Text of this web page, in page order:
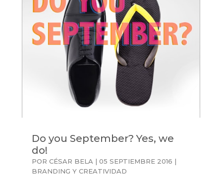
Do you September? Yes, we
do!
POR CÉSAR BELA | 05 SEPTIEMBRE 2016 |
BRANDING Y CREATIVIDAD